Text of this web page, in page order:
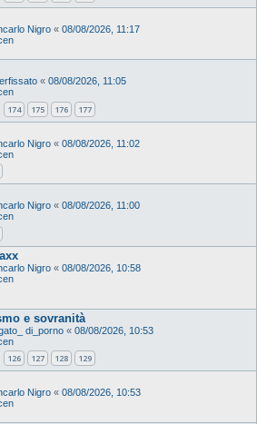
Nigro « 08/08/2026, 11:17
« 08/08/2026, 11:05
174 175 176 177
Nigro « 08/08/2026, 11:02
Nigro « 08/08/2026, 11:00
Nigro « 08/08/2026, 10:58
e sovranità
di_porno « 08/08/2026, 10:53
126 127 128 129
Nigro « 08/08/2026, 10:53